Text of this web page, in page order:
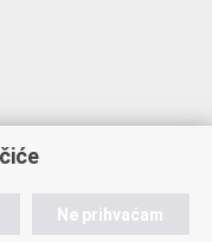
Hrvatsku
Ne prihvaćam